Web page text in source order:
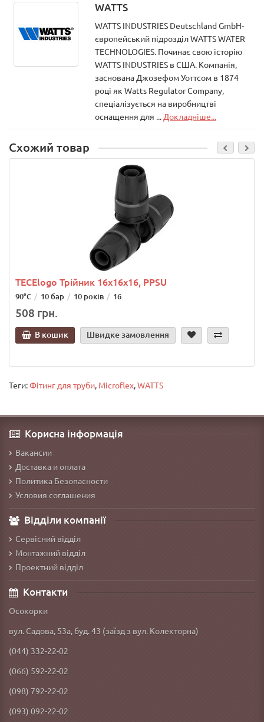
WATTS
WATTS INDUSTRIES Deutschland GmbH-
європейський підрозділ WATTS WATER
TECHNOLOGIES. Починає свою історію
WATTS INDUSTRIES в США. Компанія,
заснована Джозефом Уоттсом в 1874
році як Watts Regulator Company,
спеціалізується на виробництві
оснащення для ... Докладніше...
Схожий товар
TECElogo Трійник 16х16х16, PPSU
90°C 10 бар 10 років 16
508 грн.
В кошик Швидке замовлення
Теги:Фітинг для труби, Microflex,WATTS
Корисна інформація
Вакансии
Доставка и оплата
Политика Безопасности
Условия соглашения
Відділи компанії
Сервісний відділ
Монтажний відділ
Проектний відділ
Контакти
Осокорки
вул. Садова, 53а, буд. 43 (заїзд з вул. Колекторна)
(044) 332-22-02
(066) 592-22-02
(098) 792-22-02
(093) 092-22-02